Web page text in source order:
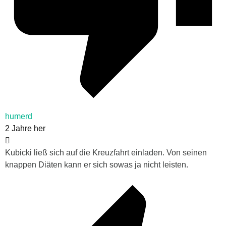
humerd
2 Jahre her
Kubicki ließ sich auf die Kreuzfahrt einladen. Von seinen
knappen Diäten kann er sich sowas ja nicht leisten.